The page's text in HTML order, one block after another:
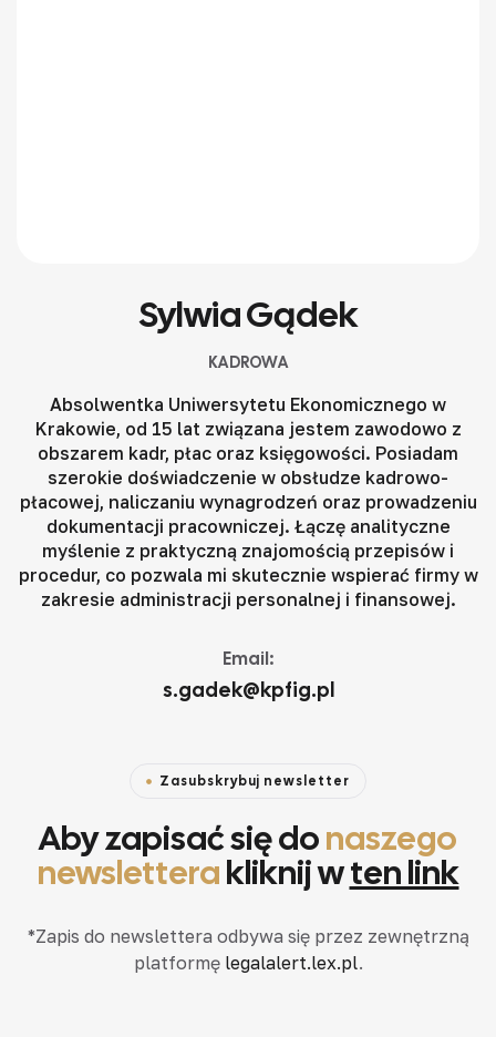
Sylwia Gądek
KADROWA
Absolwentka Uniwersytetu Ekonomicznego w
Krakowie, od 15 lat związana jestem zawodowo z
obszarem kadr, płac oraz księgowości. Posiadam
szerokie doświadczenie w obsłudze kadrowo-
płacowej, naliczaniu wynagrodzeń oraz prowadzeniu
dokumentacji pracowniczej. Łączę analityczne
myślenie z praktyczną znajomością przepisów i
procedur, co pozwala mi skutecznie wspierać firmy w
zakresie administracji personalnej i finansowej.
Email:
s.gadek@kpfig.pl
Zasubskrybuj newsletter
Aby zapisać się donaszego
newsletterakliknij wten link
*Zapis do newslettera odbywa się przez zewnętrzną
platformę legalalert.lex.pl.